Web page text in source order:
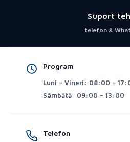
Suport
telefon &
Program
Luni – Vineri: 08:00 –
Sâmbătă: 09:00 – 13:00
Telefon